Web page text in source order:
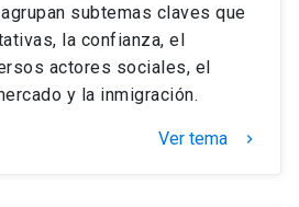
subtemas claves que
la confianza, el
actores sociales, el
y la inmigración.
Ver tema keyboard_arrow_right